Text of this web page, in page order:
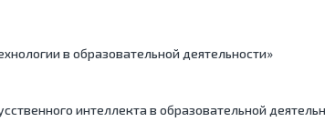
в образовательной деятельности»
интеллекта в образовательной